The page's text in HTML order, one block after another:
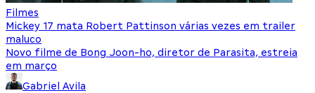
Filmes
Mickey 17 mata Robert Pattinson várias vezes em trailer
maluco
Novo filme de Bong Joon-ho, diretor de Parasita, estreia
em março
Gabriel Avila